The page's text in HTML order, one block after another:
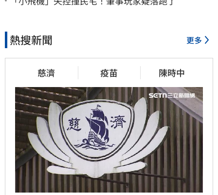
熱搜新聞 更多
慈濟 疫苗 陳時中